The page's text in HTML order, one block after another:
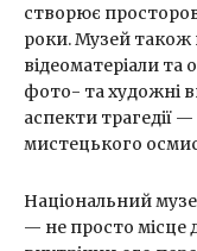
створює
роки. Музей також
відеоматеріали та
фото- та художні
аспекти трагедії
мистецького
Національний
— не просто місце